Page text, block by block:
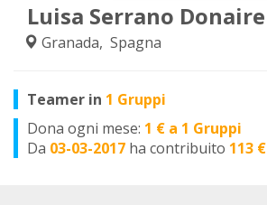
Luisa Serrano Donaire
Granada, Spagna
Teamer in 1 Gruppi
Dona ogni mese: 1 € a 1 Gruppi
Da 03-03-2017 ha contribuito 113 €